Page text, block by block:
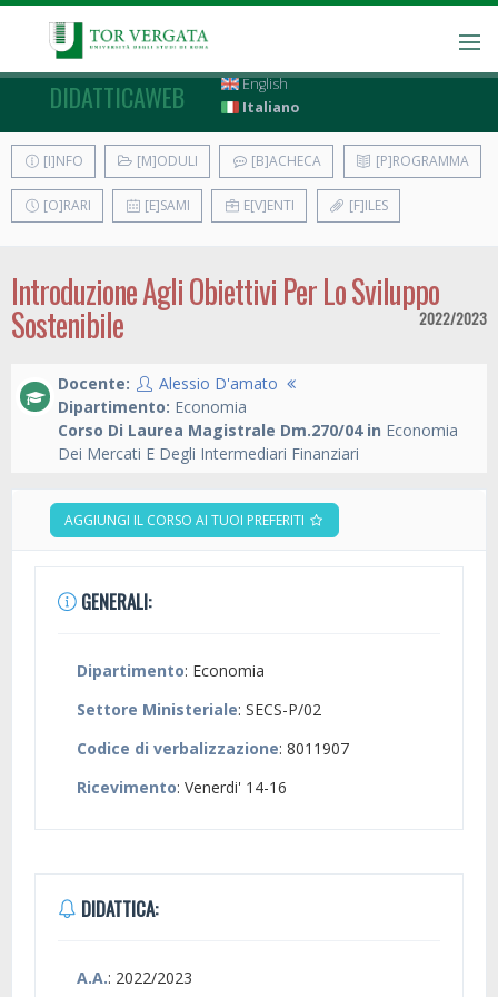
DIDATTICAWEB
English
Italiano
[I]NFO [M]ODULI [B]ACHECA [P]ROGRAMMA
[O]RARI [E]SAMI E[V]ENTI [F]ILES
Introduzione Agli Obiettivi Per Lo Sviluppo
Sostenibile 2022/2023
Docente:
Alessio D'amato
Dipartimento: Economia
Corso Di Laurea Magistrale Dm.270/04 in Economia
Dei Mercati E Degli Intermediari Finanziari
AGGIUNGI IL CORSO AI TUOI PREFERITI
GENERALI:
Dipartimento: Economia
Settore Ministeriale: SECS-P/02
Codice di verbalizzazione: 8011907
Ricevimento: Venerdi' 14-16
DIDATTICA:
A.A.: 2022/2023